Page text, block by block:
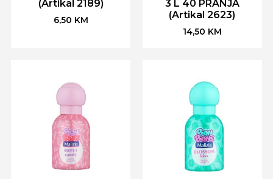
(Artikal 2189)
6,50 KM
3 L 40 PRANJA
(Artikal 2623)
14,50 KM